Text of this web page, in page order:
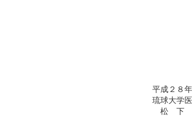
平成２８
琉球大学
松 下